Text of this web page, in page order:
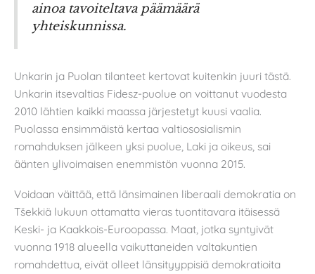
ainoa tavoiteltava päämäärä
yhteiskunnissa.
Unkarin ja Puolan tilanteet kertovat kuitenkin juuri tästä.
Unkarin itsevaltias Fidesz-puolue on voittanut vuodesta
2010 lähtien kaikki maassa järjestetyt kuusi vaalia.
Puolassa ensimmäistä kertaa valtiososialismin
romahduksen jälkeen yksi puolue, Laki ja oikeus, sai
äänten ylivoimaisen enemmistön vuonna 2015.
Voidaan väittää, että länsimainen liberaali demokratia on
Tšekkiä lukuun ottamatta vieras tuontitavara itäisessä
Keski- ja Kaakkois-Euroopassa. Maat, jotka syntyivät
vuonna 1918 alueella vaikuttaneiden valtakuntien
romahdettua, eivät olleet länsityyppisiä demokratioita